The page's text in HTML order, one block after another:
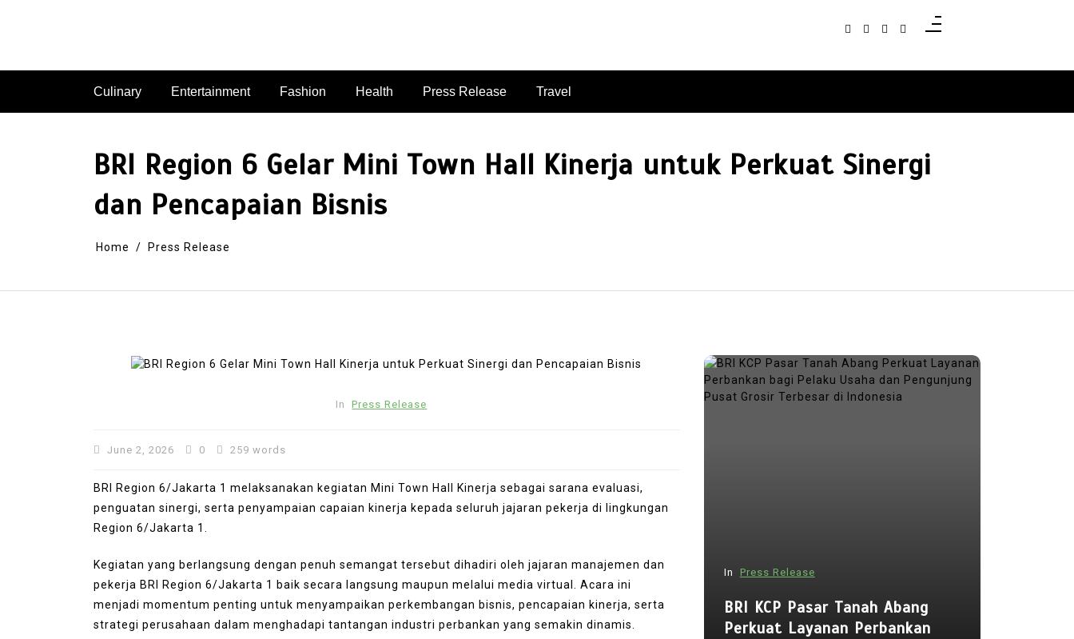
Culinary Entertainment Fashion Health Press Release Travel
BRI Region 6 Gelar Mini Town Hall Kinerja untuk Perkuat Sinergi
dan Pencapaian Bisnis
Home Press Release
In Press Release
June 2, 2026 0 259 words
BRI Region 6/Jakarta 1 melaksanakan kegiatan Mini Town Hall Kinerja sebagai sarana evaluasi,
penguatan sinergi, serta penyampaian capaian kinerja kepada seluruh jajaran pekerja di lingkungan
Region 6/Jakarta 1.
Kegiatan yang berlangsung dengan penuh semangat tersebut dihadiri oleh jajaran manajemen dan
pekerja BRI Region 6/Jakarta 1 baik secara langsung maupun melalui media virtual. Acara ini
menjadi momentum penting untuk menyampaikan perkembangan bisnis, pencapaian kinerja, serta
strategi perusahaan dalam menghadapi tantangan industri perbankan yang semakin dinamis.
In Press Release
BRI KCP Pasar Tanah Abang
Perkuat Layanan Perbankan
Punggol Swimming Complex Set
In Press Release
BRI KCP Pasar Tanah Abang
Perkuat Layanan Perbankan